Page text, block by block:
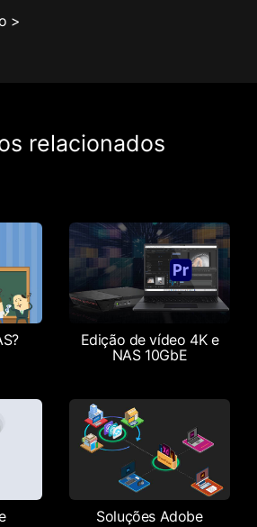
>
relacionados
Edição de vídeo 4K e
NAS 10GbE
Soluções Adobe